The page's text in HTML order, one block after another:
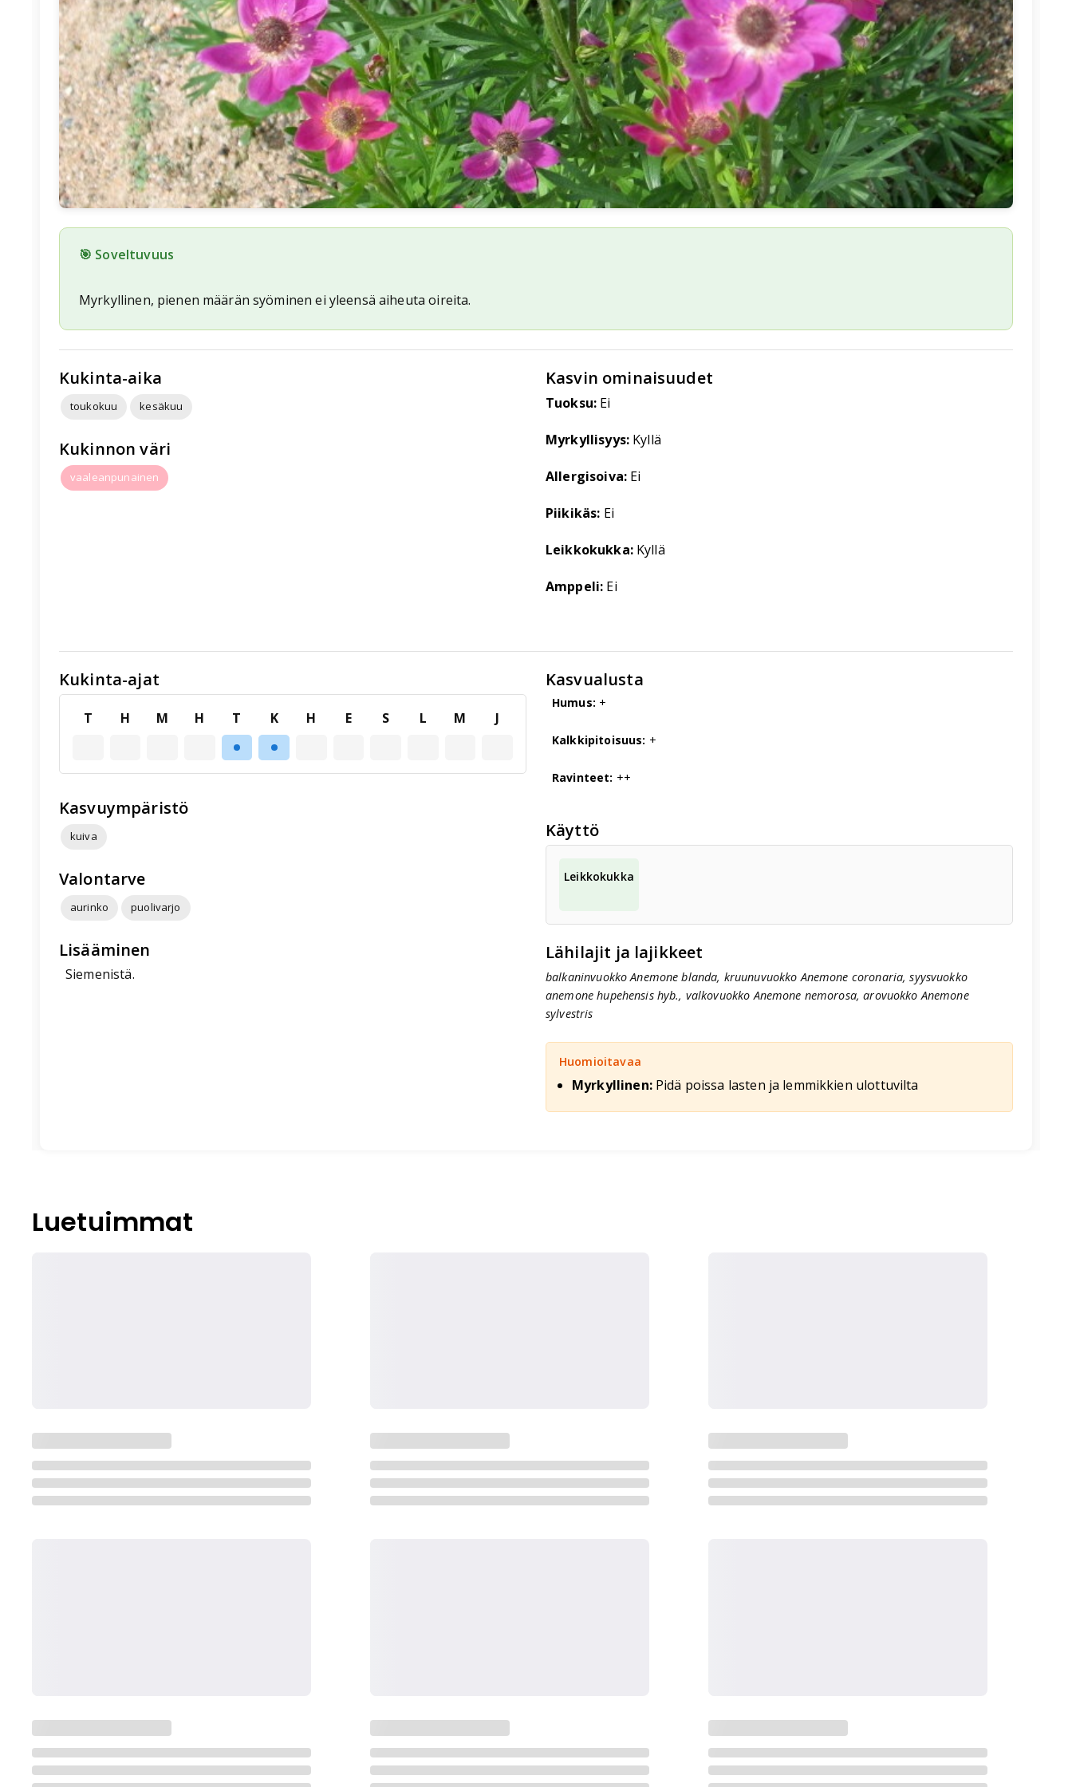
🎯 Soveltuvuus
Myrkyllinen, pienen määrän syöminen ei yleensä aiheuta oireita.
Kukinta-aika
toukokuu kesäkuu
Kukinnon väri
vaaleanpunainen
Kasvin ominaisuudet
Tuoksu: Ei
Myrkyllisyys: Kyllä
Allergisoiva: Ei
Piikikäs: Ei
Leikkokukka: Kyllä
Amppeli: Ei
Kukinta-ajat
T H M H T K H E S L M J
Kasvuympäristö
kuiva
Valontarve
aurinko puolivarjo
Lisääminen
Siemenistä.
Kasvualusta
Humus: +
Kalkkipitoisuus: +
Ravinteet: ++
Käyttö
Leikkokukka
Lähilajit ja lajikkeet
balkaninvuokko Anemone blanda, kruunuvuokko Anemone coronaria, syysvuokko
anemone hupehensis hyb., valkovuokko Anemone nemorosa, arovuokko Anemone
sylvestris
Huomioitavaa
Myrkyllinen:Pidä poissa lasten ja lemmikkien ulottuvilta
Luetuimmat